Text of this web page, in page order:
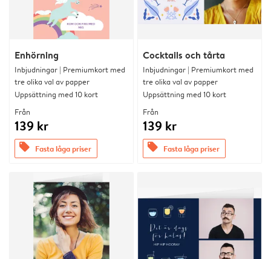
Enhörning
Inbjudningar | Premiumkort med
tre olika val av papper
Uppsättning med 10 kort
Från
139 kr
offers Fasta låga priser
Cocktails och tårta
Inbjudningar | Premiumkort med
tre olika val av papper
Uppsättning med 10 kort
Från
139 kr
offers Fasta låga priser